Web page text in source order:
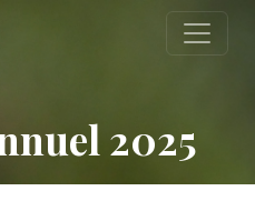
2025